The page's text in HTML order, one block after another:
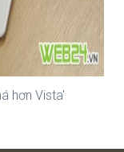
hơn Vista'